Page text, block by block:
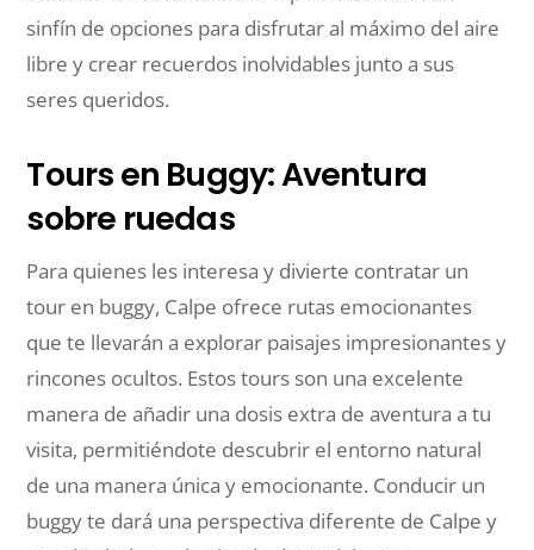
sinfín de opciones para disfrutar al máximo del aire
libre y crear recuerdos inolvidables junto a sus
seres queridos.
Tours en Buggy: Aventura
sobre ruedas
Para quienes les interesa y divierte contratar un
tour en buggy, Calpe ofrece rutas emocionantes
que te llevarán a explorar paisajes impresionantes y
rincones ocultos. Estos tours son una excelente
manera de añadir una dosis extra de aventura a tu
visita, permitiéndote descubrir el entorno natural
de una manera única y emocionante. Conducir un
buggy te dará una perspectiva diferente de Calpe y